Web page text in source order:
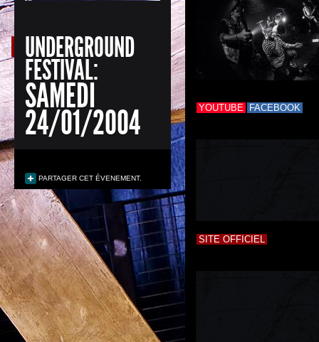
UNDERGROUND
FESTIVAL:
SAMEDI
24/01/2004
PARTAGER CET ÉVENEMENT.
YOUTUBE FACEBOOK
SITE OFFICIEL